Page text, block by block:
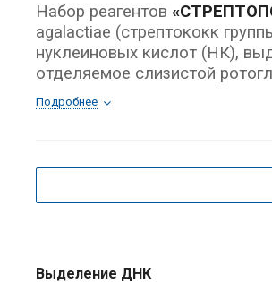
Набор реагентов
agalactiae (стрептококк
нуклеиновых кислот (НК),
отделяемое слизистой
Подробнее
Выделение ДНК